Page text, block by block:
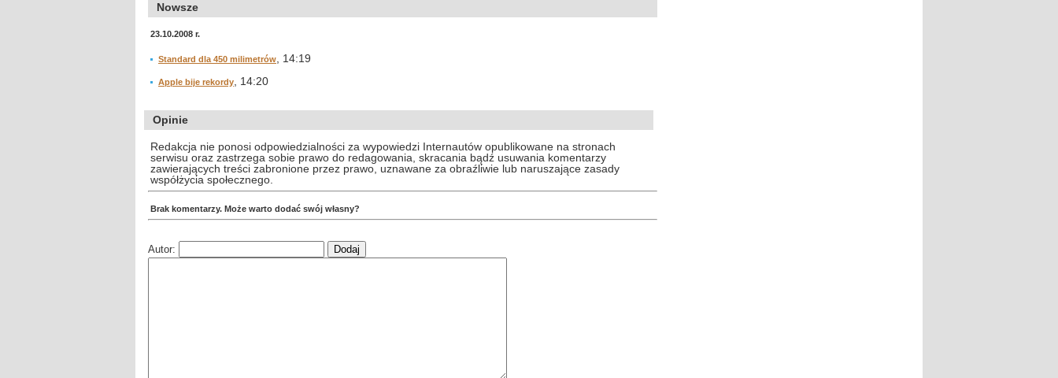
Nowsze
23.10.2008 r.
Standard dla 450 milimetrów , 14:19
Apple bije rekordy , 14:20
Opinie
Redakcja nie ponosi odpowiedzialności za wypowiedzi Internautów opublikowane na stronach
serwisu oraz zastrzega sobie prawo do redagowania, skracania bądź usuwania komentarzy
zawierających treści zabronione przez prawo, uznawane za obraźliwie lub naruszające zasady
współżycia społecznego.
Brak komentarzy. Może warto dodać swój własny?
Autor: